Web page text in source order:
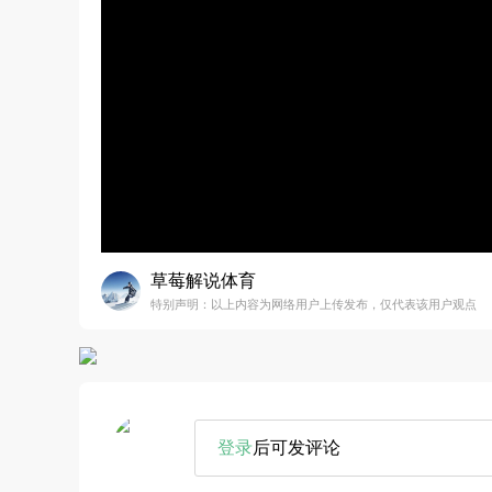
草莓解说体育
特别声明：以上内容为网络用户上传发布，仅代表该用户观点
登录后可发评论